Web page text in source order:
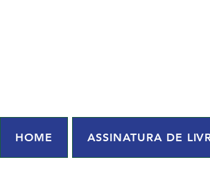
HOME ASSINATURA DE